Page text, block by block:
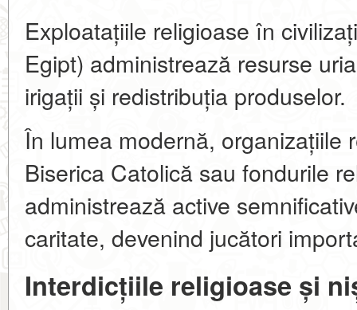
Exploatațiile religioase în
Egipt) administrează resurse
irigații și redistribuția produselor.
În lumea modernă, organizațiile
Biserica Catolică sau fondurile
administrează active
caritate, devenind jucători
Interdicțiile religioase și